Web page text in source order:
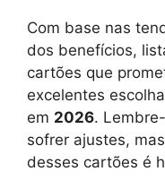
Com base nas
dos benefícios,
cartões que
excelentes
em 2026.
sofrer ajustes,
desses cartões é